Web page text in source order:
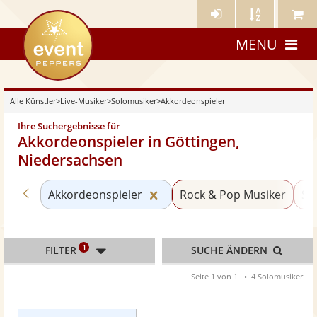
Künstler- Künstler Meine
eventpeppers
MENU
Alle Künstler>Live-Musiker>Solomusiker>Akkordeonspieler
Ihre Suchergebnisse für
Akkordeonspieler in Göttingen,
Niedersachsen
Zurück zu «Solomusiker»
Akkordeonspieler Kategorie
Rock & Pop Musiker
FILTER 1 SUCHE ÄNDERN
Seite 1 von 1 4 Solomusiker